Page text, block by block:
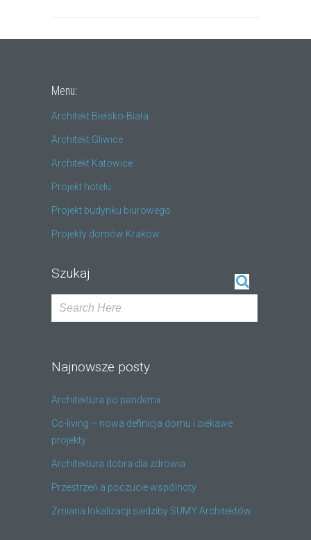
Menu:
Architekt Bielsko-Biała
Architekt Gliwice
Architekt Katowice
Projekt hotelu
Projekt budynku biurowego
Projekty domów Kraków
Szukaj
Najnowsze posty
Architektura po pandemii
Co-living – nowa definicja domu i ciekawe
projekty
Architektura dobra dla zdrowia
Przestrzeń a poczucie wspólnoty
Zmiana lokalizacji siedziby SUMY Architektów